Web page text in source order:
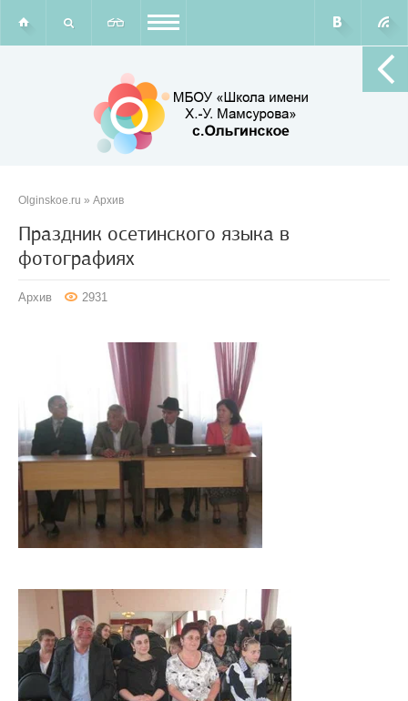
Olginskoe.ru » Архив
Праздник осетинского языка в
фотографиях
Архив 2931